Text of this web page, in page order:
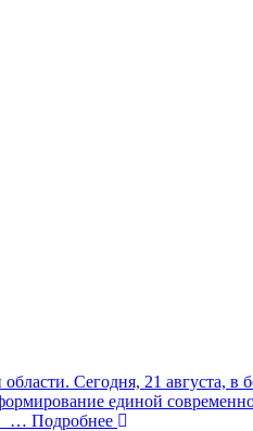
Сегодня, 21 августа, в
единой
… Подробнее